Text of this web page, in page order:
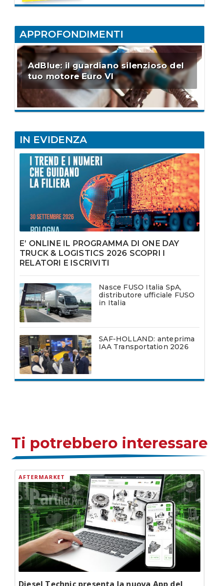
APPROFONDIMENTI
AdBlue: il guardiano silenzioso del
tuo motore Euro VI
IN EVIDENZA
E’ ONLINE IL PROGRAMMA DI ONE DAY
TRUCK & LOGISTICS 2026 SCOPRI I
RELATORI E ISCRIVITI
Nasce FUSO Italia SpA,
distributore ufficiale FUSO
in Italia
SAF-HOLLAND: anteprima
IAA Transportation 2026
Ti potrebbero interessare
AFTERMARKET